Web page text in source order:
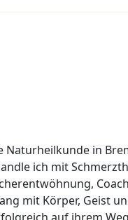
Naturheilkunde in
ich mit
mit Körper, Geist